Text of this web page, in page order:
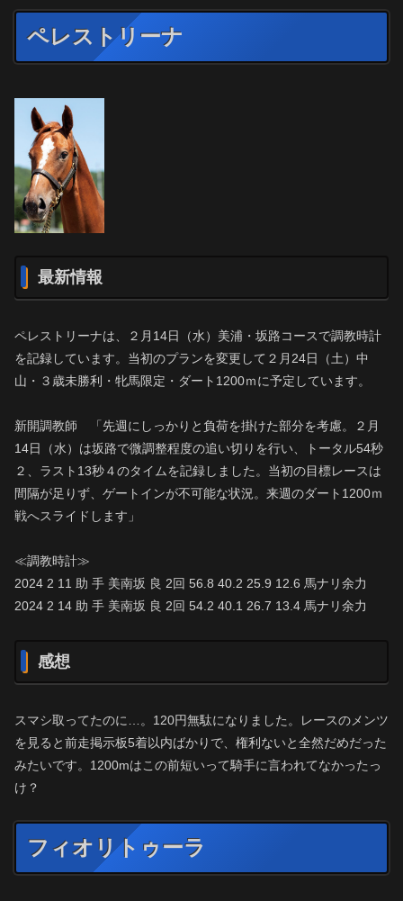
ペレストリーナ
最新情報
ペレストリーナは、２月14日（水）美浦・坂路コースで調教時計
を記録しています。当初のプランを変更して２月24日（土）中
山・３歳未勝利・牝馬限定・ダート1200ｍに予定しています。
新開調教師 「先週にしっかりと負荷を掛けた部分を考慮。２月
14日（水）は坂路で微調整程度の追い切りを行い、トータル54秒
２、ラスト13秒４のタイムを記録しました。当初の目標レースは
間隔が足りず、ゲートインが不可能な状況。来週のダート1200ｍ
戦へスライドします」
≪調教時計≫
2024 2 11 助 手 美南坂 良 2回 56.8 40.2 25.9 12.6 馬ナリ余力
2024 2 14 助 手 美南坂 良 2回 54.2 40.1 26.7 13.4 馬ナリ余力
感想
スマシ取ってたのに…。120円無駄になりました。レースのメンツ
を見ると前走掲示板5着以内ばかりで、権利ないと全然だめだった
みたいです。1200mはこの前短いって騎手に言われてなかったっ
け？
フィオリトゥーラ